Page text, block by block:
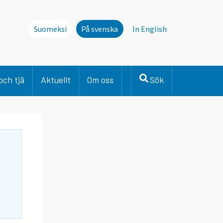
Suomeksi På svenska In English
tjä Aktuellt Om oss Sök